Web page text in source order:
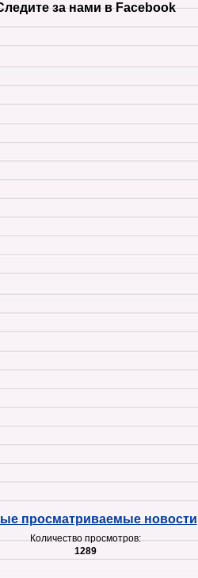
за нами в Facebook
просматриваемые новости
Количество просмотров:
1289